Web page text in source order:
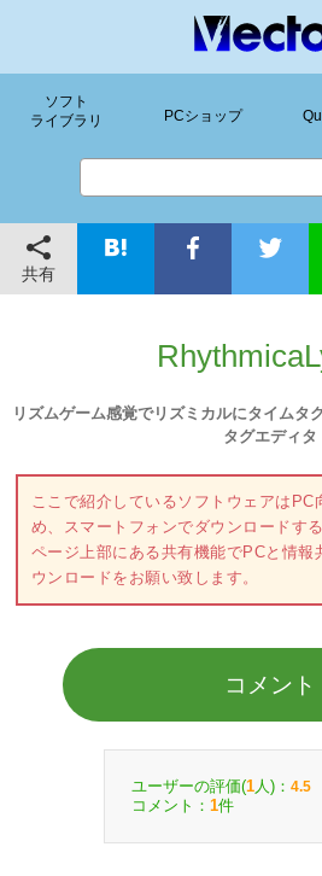
ソフト
ライブラリ
PCショップ
共有
リズムゲーム感覚でリズミカルにタイムタ
タグエディタ
ここで紹介しているソフトウェアはPC
め、スマートフォンでダウンロードす
ページ上部にある共有機能でPCと情報
ウンロードをお願い致します。
コメント
ユーザーの評価(1 人)： 4.5
コメント： 1件